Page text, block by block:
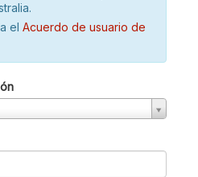
el Acuerdo de usuario de